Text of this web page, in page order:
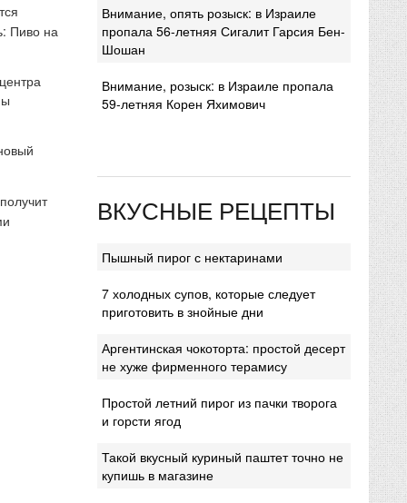
Пиво на
Внимание, опять розыск: в Израиле
пропала 56-летняя Сигалит Гарсия Бен-
Шошан
Внимание, розыск: в Израиле пропала
59-летняя Корен Яхимович
ВКУСНЫЕ РЕЦЕПТЫ
Пышный пирог с нектаринами
7 холодных супов, которые следует
приготовить в знойные дни
Аргентинская чокоторта: простой десерт
не хуже фирменного терамису
Простой летний пирог из пачки творога
и горсти ягод
Такой вкусный куриный паштет точно не
купишь в магазине